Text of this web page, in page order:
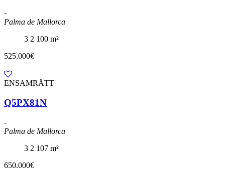
-
Palma de Mallorca
3 2 100 m²
525.000€
ENSAMRÄTT
Q5PX81N
-
Palma de Mallorca
3 2 107 m²
650.000€